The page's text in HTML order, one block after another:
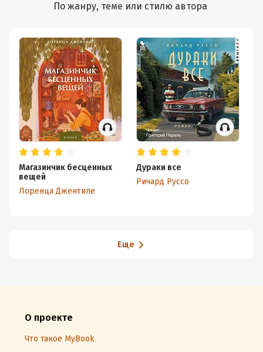
По жанру, теме или стилю автора
Магазинчик бесценных
вещей
Лоренца Джентиле
Дураки все
Ричард Руссо
Еще
О проекте
Что такое MyBook